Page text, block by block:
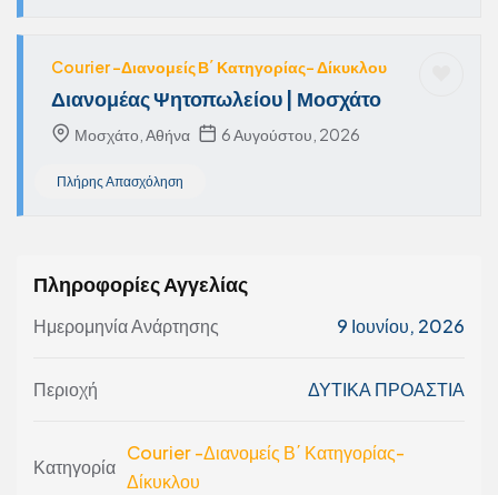
Courier -Διανομείς Β΄ Κατηγορίας- Δίκυκλου
Διανομέας Ψητοπωλείου | Μοσχάτο
Μοσχάτο, Αθήνα 6 Αυγούστου, 2026
Πλήρης Απασχόληση
Πληροφορίες Αγγελίας
Ημερομηνία Ανάρτησης 9 Ιουνίου, 2026
Περιοχή ΔΥΤΙΚΑ ΠΡΟΑΣΤΙΑ
Κατηγορία
Courier -Διανομείς Β΄ Κατηγορίας-
Δίκυκλου